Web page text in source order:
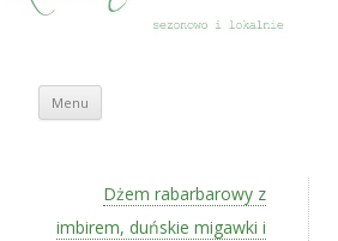
Menu Przeskocz do treści
Dżem rabarbarowy z
imbirem, duńskie migawki i